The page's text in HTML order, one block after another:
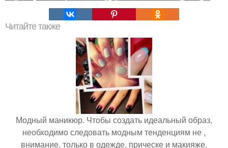
Читайте также
Модный маникюр. Чтобы создать идеальный образ,
необходимо следовать модным тенденциям не ,
внимание, только в одежде, прическе и макияже.